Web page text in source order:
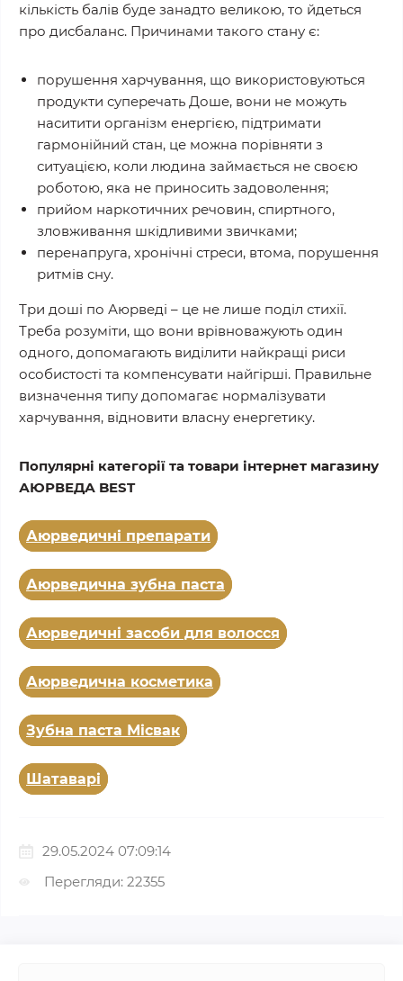
кількість балів буде занадто великою, то йдеться
про дисбаланс. Причинами такого стану є:
порушення харчування, що використовуються
продукти суперечать Доше, вони не можуть
наситити організм енергією, підтримати
гармонійний стан, це можна порівняти з
ситуацією, коли людина займається не своєю
роботою, яка не приносить задоволення;
прийом наркотичних речовин, спиртного,
зловживання шкідливими звичками;
перенапруга, хронічні стреси, втома, порушення
ритмів сну.
Три доші по Аюрведі – це не лише поділ стихії.
Треба розуміти, що вони врівноважують один
одного, допомагають виділити найкращі риси
особистості та компенсувати найгірші. Правильне
визначення типу допомагає нормалізувати
харчування, відновити власну енергетику.
Популярні категорії та товари інтернет магазину
АЮРВЕДА BEST
Аюрведичні препарати
Аюрведична зубна паста
Аюрведичні засоби для волосся
Аюрведична косметика
Зубна паста Місвак
Шатаварі
29.05.2024 07:09:14
Перегляди: 22355